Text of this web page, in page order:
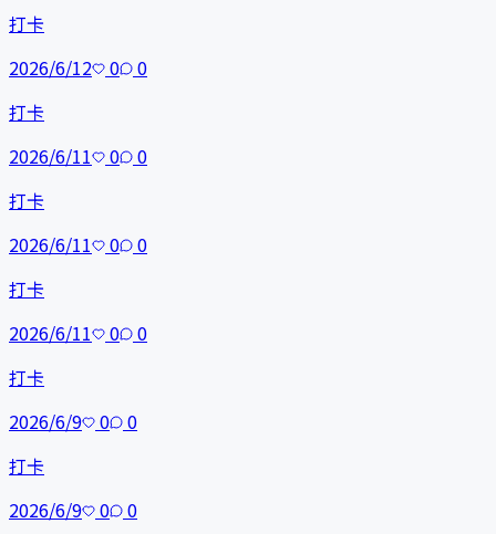
打卡
2026/6/12
0
0
打卡
2026/6/11
0
0
打卡
2026/6/11
0
0
打卡
2026/6/11
0
0
打卡
2026/6/9
0
0
打卡
2026/6/9
0
0